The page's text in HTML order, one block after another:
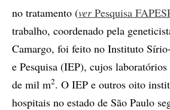
no tratamento (verPesquisa
trabalho, coordenado pela
Camargo, foi feito no Instituto
e Pesquisa (IEP), cujos
de mil m2. O IEP e outros oito
hospitais no estado de São Paulo